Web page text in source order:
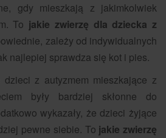
gdy mieszkają z jakimkolwiek
To jakie zwierzę dla dziecka z
zależy od indywidualnych
najlepiej sprawdza się kot i pies.
dzieci z autyzmem mieszkające z
były bardziej skłonne do
wykazały, że dzieci żyjące
pewne siebie. To jakie zwierzę